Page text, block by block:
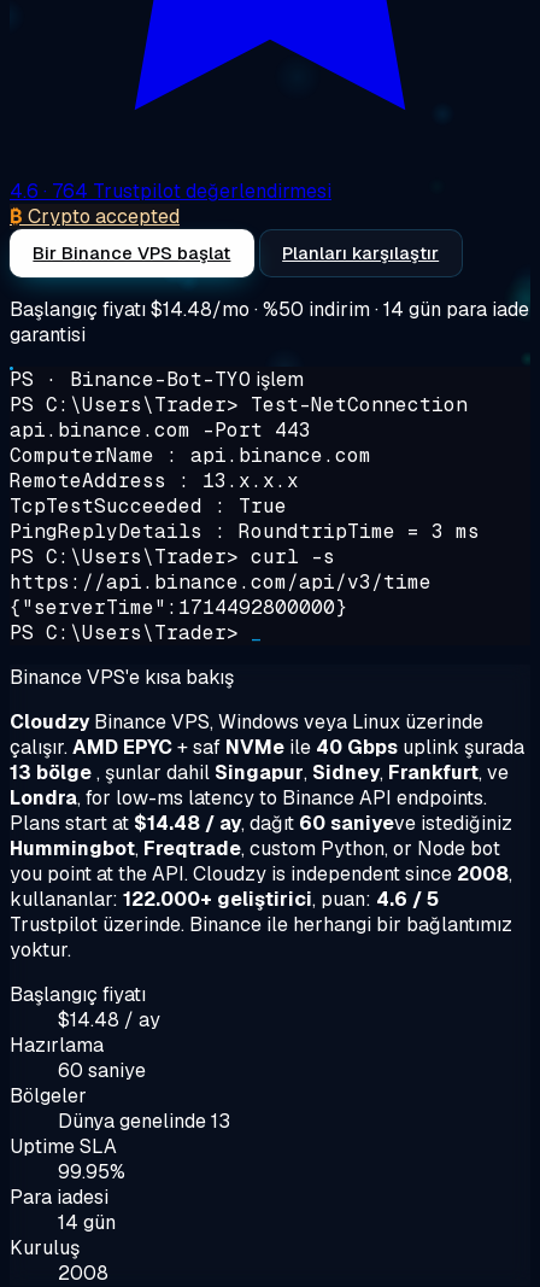
4.6 · 764 Trustpilot değerlendirmesi
₿ Crypto accepted
Bir Binance VPS başlat Planları karşılaştır
Başlangıç fiyatı$14.48/mo · %50 indirim · 14 gün para iade
garantisi
PS · Binance-Bot-TYO işlem
PS C:\Users\Trader> Test-NetConnection
api.binance.com -Port 443
ComputerName : api.binance.com
RemoteAddress : 13.x.x.x
TcpTestSucceeded : True
PingReplyDetails : RoundtripTime = 3 ms
PS C:\Users\Trader> curl -s
https://api.binance.com/api/v3/time
{"serverTime":1714492800000}
PS C:\Users\Trader>
Binance VPS'e kısa bakış
CloudzyBinance VPS, Windows veya Linux üzerinde
çalışır.AMD EPYC+ saf NVMe ile 40 Gbps uplink şurada
13 bölge, şunlar dahil Singapur, Sidney, Frankfurt, ve
Londra, for low-ms latency to Binance API endpoints.
Plans start at $14.48 / ay, dağıt 60 saniyeve istediğiniz
Hummingbot, Freqtrade, custom Python, or Node bot
you point at the API. Cloudzy is independent since 2008,
kullananlar: 122.000+ geliştirici, puan: 4.6 / 5
Trustpilot üzerinde. Binance ile herhangi bir bağlantımız
yoktur.
Başlangıç fiyatı
$14.48 / ay
Hazırlama
60 saniye
Bölgeler
Dünya genelinde 13
Uptime SLA
99.95%
Para iadesi
14 gün
Kuruluş
2008